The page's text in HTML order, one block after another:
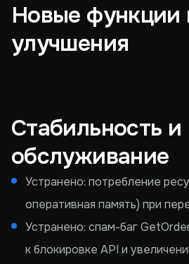
Новые функции
улучшения
Стабильность и
обслуживание
Устранено: потребление
оперативная память) при
Устранено: спам-баг
к блокировке API и